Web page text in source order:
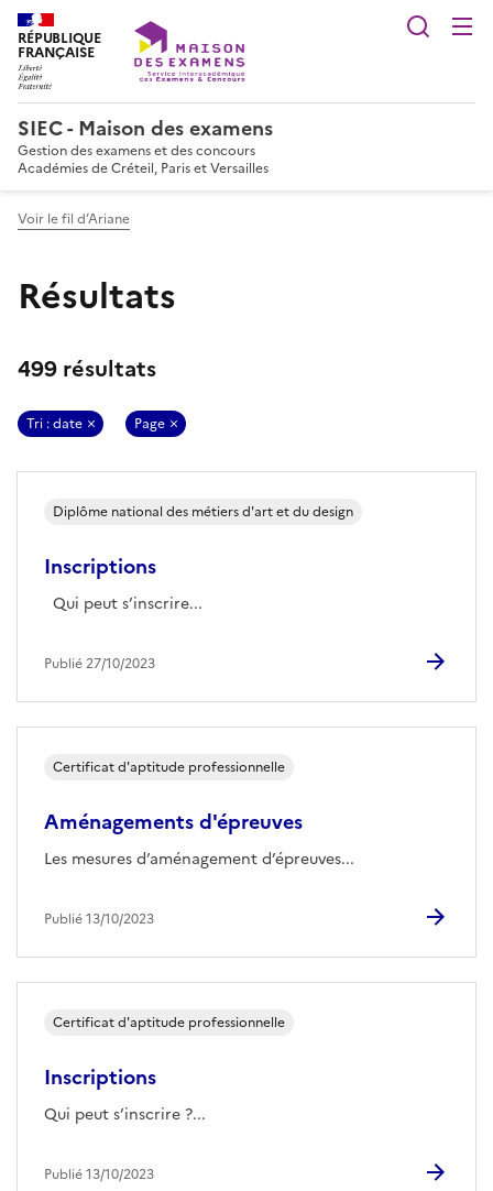
RÉPUBLIQUE
FRANÇAISE
SIEC - Maison des examens
Gestion des examens et des concours
Académies de Créteil, Paris et Versailles
Voir le fil d’Ariane
Résultats
499 résultats
Tri : date Page
Inscriptions
Qui peut s’inscrire...
Diplôme national des métiers d'art et du design
Publié 27/10/2023
Aménagements d'épreuves
Les mesures d’aménagement d’épreuves...
Certificat d'aptitude professionnelle
Publié 13/10/2023
Inscriptions
Qui peut s’inscrire ?...
Certificat d'aptitude professionnelle
Publié 13/10/2023